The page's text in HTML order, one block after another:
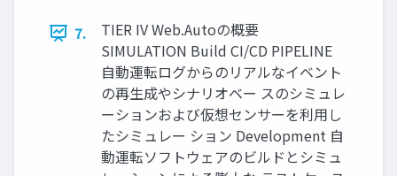
7.
TIER IV Web.Autoの概要
SIMULATION Build CI/CD PIPELINE
自動運転ログからのリアルなイベント
の再生成やシナリオベー スのシミュレ
ーションおよび仮想センサーを利用し
たシミュレー ション Development 自
動運転ソフトウェアのビルドとシミュ